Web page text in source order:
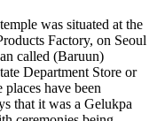
was situated at the
Factory, on Seoul
called (Baruun)
Department Store or
have been
that it was a Gelukpa